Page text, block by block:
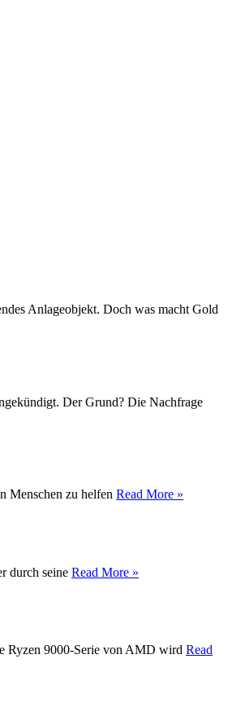
Anlageobjekt. Doch was macht Gold
Der Grund? Die Nachfrage
Menschen zu helfen Read More »
durch seine Read More »
Ryzen 9000-Serie von AMD wird Read